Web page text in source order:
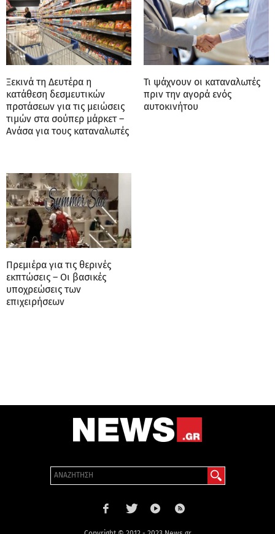
Ξεκινά τη Δευτέρα η
κατάθεση δεσμευτικών
προτάσεων για τις μειώσεις
τιμών στα σούπερ μάρκετ –
Ανάσα για τους καταναλωτές
Τι ψάχνουν οι καταναλωτές
πριν την αγορά ενός
αυτοκινήτου
Πρεμιέρα για τις θερινές
εκπτώσεις – Οι βασικές
υποχρεώσεις των
επιχειρήσεων